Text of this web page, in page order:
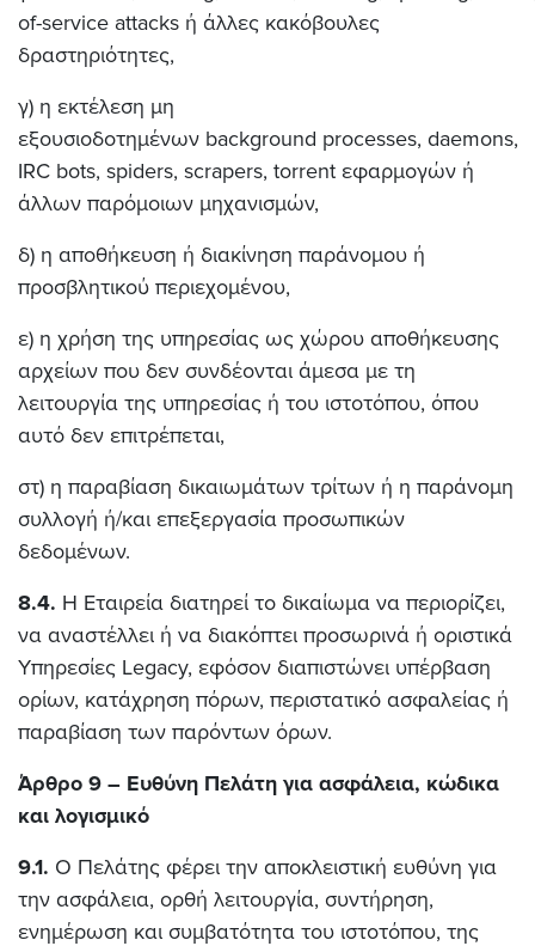
of-service attacks ή άλλες κακόβουλες
δραστηριότητες,
γ) η εκτέλεση μη
εξουσιοδοτημένων background processes, daemons,
IRC bots, spiders, scrapers, torrent εφαρμογών ή
άλλων παρόμοιων μηχανισμών,
δ) η αποθήκευση ή διακίνηση παράνομου ή
προσβλητικού περιεχομένου,
ε) η χρήση της υπηρεσίας ως χώρου αποθήκευσης
αρχείων που δεν συνδέονται άμεσα με τη
λειτουργία της υπηρεσίας ή του ιστοτόπου, όπου
αυτό δεν επιτρέπεται,
στ) η παραβίαση δικαιωμάτων τρίτων ή η παράνομη
συλλογή ή/και επεξεργασία προσωπικών
δεδομένων.
8.4. Η Εταιρεία διατηρεί το δικαίωμα να περιορίζει,
να αναστέλλει ή να διακόπτει προσωρινά ή οριστικά
Υπηρεσίες Legacy, εφόσον διαπιστώνει υπέρβαση
ορίων, κατάχρηση πόρων, περιστατικό ασφαλείας ή
παραβίαση των παρόντων όρων.
Άρθρο 9 – Ευθύνη Πελάτη για ασφάλεια, κώδικα
και λογισμικό
9.1. Ο Πελάτης φέρει την αποκλειστική ευθύνη για
την ασφάλεια, ορθή λειτουργία, συντήρηση,
ενημέρωση και συμβατότητα του ιστοτόπου, της